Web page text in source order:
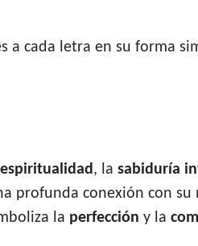
a cada letra en su forma
espiritualidad, la sabiduría
profunda conexión con
la perfección y la